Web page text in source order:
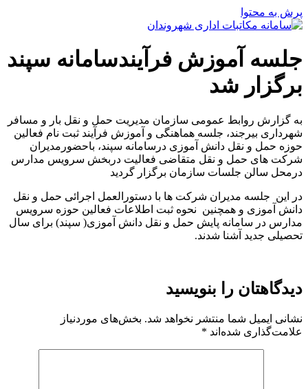
پرش به محتوا
جلسه آموزش فرآیندسامانه سپند
برگزار شد
به گزارش روابط عمومی سازمان مدیریت حمل و نقل بار و مسافر
شهرداری بیرجند، جلسه هماهنگی و آموزش فرآیند ثبت نام فعالین
حوزه حمل و نقل دانش آموزی درسامانه سپند، باحضورمدیران
شرکت های حمل و نقل متقاضی فعالیت دربخش سرویس مدارس
درمحل سالن جلسات سازمان برگزار گردید
در این جلسه مدیران شرکت ها با دستورالعمل اجرائی حمل و نقل
دانش آموزی و همچنین نحوه ثبت اطلاعات فعالین حوزه سرویس
مدارس در سامانه پایش حمل و نقل دانش آموزی( سپند) برای سال
تحصیلی جدید آشنا شدند.
دیدگاهتان را بنویسید
نشانی ایمیل شما منتشر نخواهد شد. بخش‌های موردنیاز
علامت‌گذاری شده‌اند *